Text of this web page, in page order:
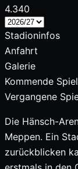
4.340
Stadioninfos
Anfahrt
Galerie
Kommende
Vergangene
Die Hänsch-
Meppen. Ein
zurückblicken